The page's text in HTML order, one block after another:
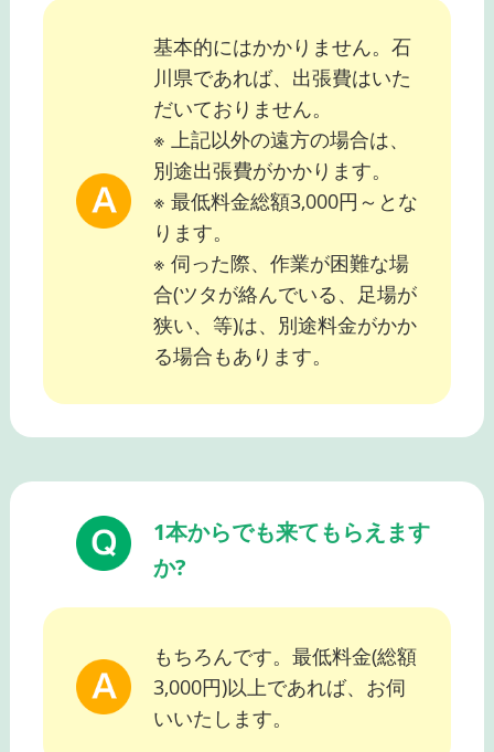
基本的にはかかりません。石
川県であれば、出張費はいた
だいておりません。
※ 上記以外の遠方の場合は、
別途出張費がかかります。
※ 最低料金総額3,000円～とな
ります。
※ 伺った際、作業が困難な場
合(ツタが絡んでいる、足場が
狭い、等)は、別途料金がかか
る場合もあります。
1本からでも来てもらえます
か?
もちろんです。最低料金(総額
3,000円)以上であれば、お伺
いいたします。